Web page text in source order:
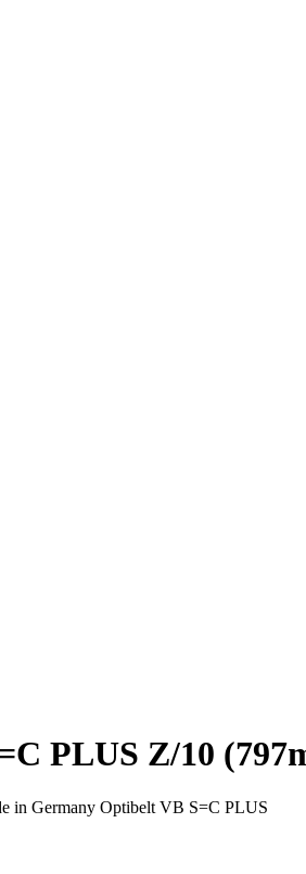
PLUS Z/10
in Germany Optibelt VB S=C PLUS